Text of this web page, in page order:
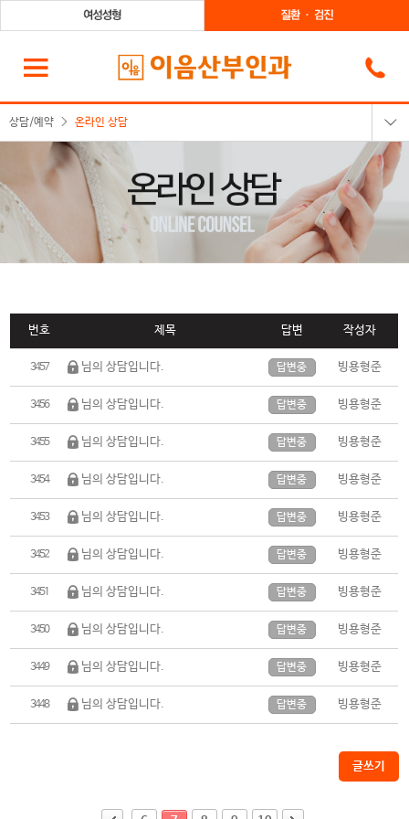
상담/예약 온라인 상담
카카오톡상담
온라인예약
번호 제목 답변 작성자
3457 님의 상담입니다. 답변중 빙용형준
3456 님의 상담입니다. 답변중 빙용형준
3455 님의 상담입니다. 답변중 빙용형준
3454 님의 상담입니다. 답변중 빙용형준
3453 님의 상담입니다. 답변중 빙용형준
3452 님의 상담입니다. 답변중 빙용형준
3451 님의 상담입니다. 답변중 빙용형준
3450 님의 상담입니다. 답변중 빙용형준
3449 님의 상담입니다. 답변중 빙용형준
3448 님의 상담입니다. 답변중 빙용형준
글쓰기